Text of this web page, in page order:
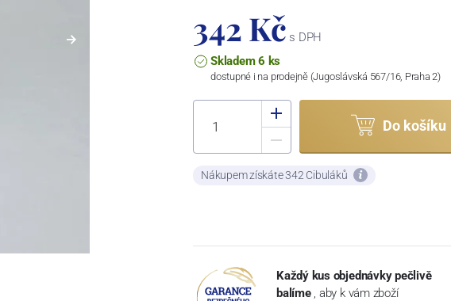
342 Kč s DPH
Skladem 6 ks
dostupné i na prodejně (Jugoslávská 567/16, Praha 2)
Do košíku
Nákupem získáte 342 Cibuláků
Každý kus objednávky pečlivě
balíme , aby k vám zboží